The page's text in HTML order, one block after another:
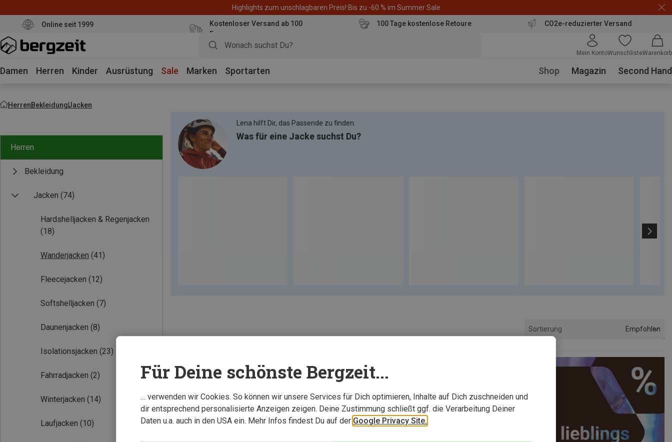
Highlights zum unschlagbaren Preis! Bis zu -60 % im Summer Sale
Online seit 1999
Kostenloser Versand ab 100
Euro
100 Tage kostenlose Retoure CO2e-reduzierter Versand
Mein KontoWunschlisteWarenkorb
Damen Herren Kinder Ausrüstung Sale Marken Sportarten Shop Magazin Second Hand
HerrenBekleidungJacken
Herren
Bekleidung
Jacken (74)
Hardshelljacken & Regenjacken
(18)
Wanderjacken (41)
Fleecejacken (12)
Softshelljacken (7)
Daunenjacken (8)
Isolationsjacken (23)
Fahrradjacken (2)
Winterjacken (14)
Laufjacken (10)
Lena hilft Dir, das Passende zu finden.
Was für eine Jacke suchst Du?
Sortierung Empfohlen
Für Deine schönste Bergzeit...
… verwenden wir Cookies. So können wir unsere Services für Dich optimieren, Inhalte auf Dich zuschneiden und
dir entsprechend personalisierte Anzeigen zeigen. Deine Zustimmung schließt ggf. die Verarbeitung Deiner
Daten u.a. auch in den USA ein. Mehr Infos findest Du auf der Google Privacy Site.